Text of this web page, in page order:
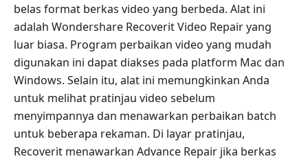
belas format berkas video yang berbeda. Alat ini
adalah Wondershare Recoverit Video Repair yang
luar biasa. Program perbaikan video yang mudah
digunakan ini dapat diakses pada platform Mac dan
Windows. Selain itu, alat ini memungkinkan Anda
untuk melihat pratinjau video sebelum
menyimpannya dan menawarkan perbaikan batch
untuk beberapa rekaman. Di layar pratinjau,
Recoverit menawarkan Advance Repair jika berkas